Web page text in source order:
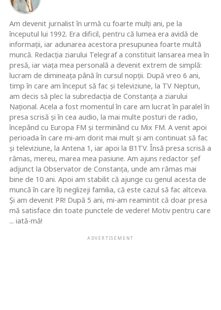
Am devenit jurnalist în urmă cu foarte mulţi ani, pe la
începutul lui 1992. Era dificil, pentru că lumea era avidă de
informaţii, iar adunarea acestora presupunea foarte multă
muncă. Redacţia ziarului Telegraf a constituit lansarea mea în
presă, iar viaţa mea personală a devenit extrem de simplă:
lucram de dimineaţa până în cursul nopţii. După vreo 6 ani,
timp în care am început să fac şi televiziune, la TV Neptun,
am decis să plec la subredacţia de Constanţa a ziarului
Naţional. Acela a fost momentul în care am lucrat în paralel în
presa scrisă şi în cea audio, la mai multe posturi de radio,
începând cu Europa FM şi terminând cu Mix FM. A venit apoi
perioada în care mi-am dorit mai mult şi am continuat să fac
şi televiziune, la Antena 1, iar apoi la B1TV. Însă presa scrisă a
rămas, mereu, marea mea pasiune. Am ajuns redactor şef
adjunct la Observator de Constanţa, unde am rămas mai
bine de 10 ani. Apoi am stabilit că ajunge cu genul acesta de
muncă în care îţi neglizeji familia, că este cazul să fac altceva.
Şi am devenit PR! După 5 ani, mi-am reamintit că doar presa
mă satisface din toate punctele de vedere! Motiv pentru care
... iată-mă!
ADVERTISEMENT